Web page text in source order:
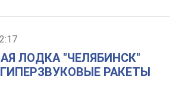
ЛОДКА "ЧЕЛЯБИНСК"
РАКЕТЫ